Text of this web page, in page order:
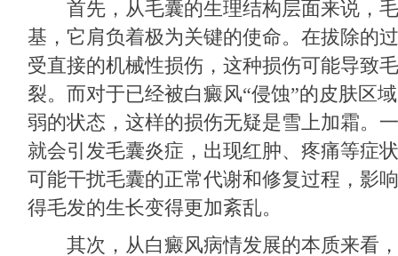
首先，从毛囊的生理结构层面来说，毛
基，它肩负着极为关键的使命。在拔除的
受直接的机械性损伤，这种损伤可能导致
裂。而对于已经被白癜风“侵蚀”的皮肤区
弱的状态，这样的损伤无疑是雪上加霜。
就会引发毛囊炎症，出现红肿、疼痛等症
可能干扰毛囊的正常代谢和修复过程，影
得毛发的生长变得更加紊乱。
其次，从白癜风病情发展的本质来看，